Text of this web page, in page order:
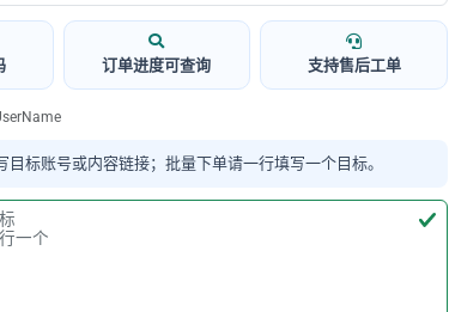
订单进度可查询 支持售后工单
目标账号或内容链接；批量下单请一行填写一个目标。